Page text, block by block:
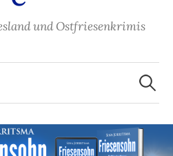
und Ostfriesenkrimis
Suchen
nach: